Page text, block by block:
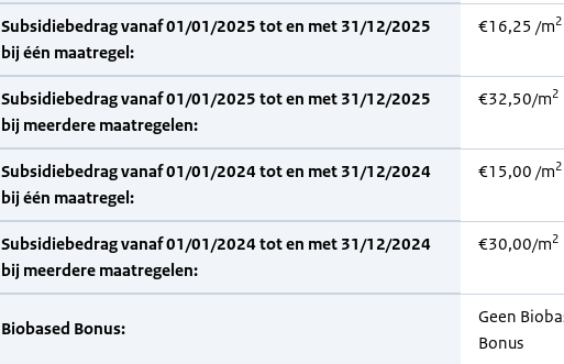
Subsidiebedrag vanaf 01/01/2025 tot en met 31/12/2025
bij één maatregel:
€16,25 /m2
Subsidiebedrag vanaf 01/01/2025 tot en met 31/12/2025
bij meerdere maatregelen:
€32,50/m2
Subsidiebedrag vanaf 01/01/2024 tot en met 31/12/2024
bij één maatregel:
€15,00 /m2
Subsidiebedrag vanaf 01/01/2024 tot en met 31/12/2024
bij meerdere maatregelen:
€30,00/m2
Biobased Bonus:
Geen
Bonus